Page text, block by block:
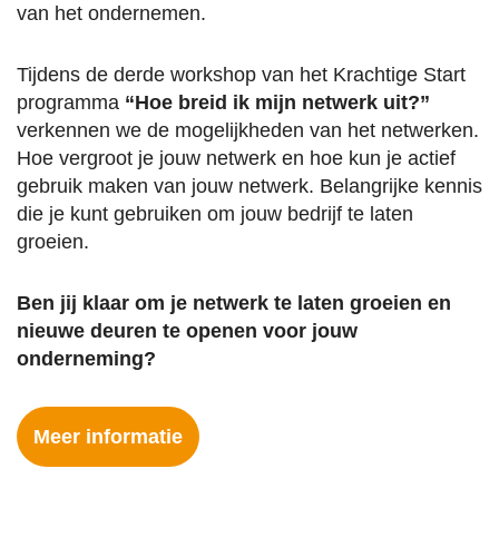
van het ondernemen.
Tijdens de derde workshop van het Krachtige Start
programma “Hoe breid ik mijn netwerk uit?”
verkennen we de mogelijkheden van het netwerken.
Hoe vergroot je jouw netwerk en hoe kun je actief
gebruik maken van jouw netwerk. Belangrijke kennis
die je kunt gebruiken om jouw bedrijf te laten
groeien.
Ben jij klaar om je netwerk te laten groeien en
nieuwe deuren te openen voor jouw
onderneming?
Meer informatie